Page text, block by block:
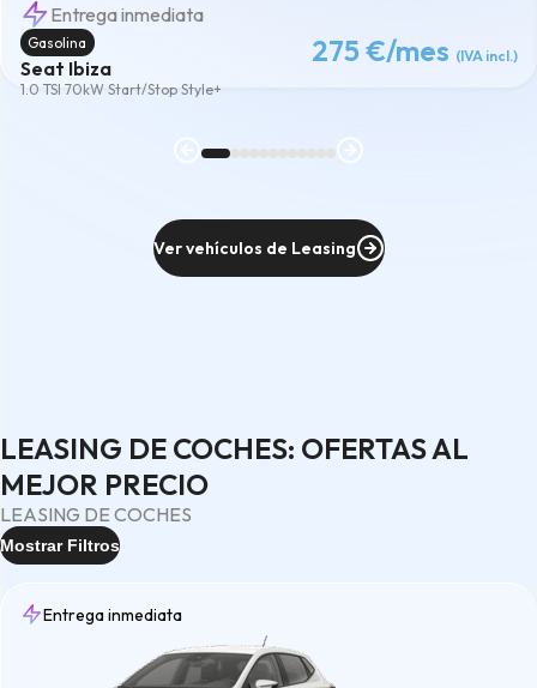
Entrega inmediata
Seat Ibiza
1.0 TSI 70kW Start/Stop Style+
275 €/mes (IVA incl.)
Gasolina
Ver vehículos de Leasing
LEASING DE COCHES: OFERTAS AL
MEJOR PRECIO
LEASING DE COCHES
Mostrar Filtros
Entrega inmediata